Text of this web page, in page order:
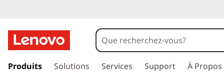
a
Produits Solutions Services Support À Propos